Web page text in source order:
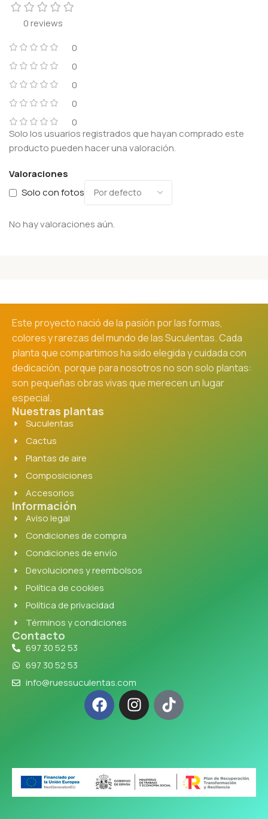
0 reviews
0
0
0
0
0
Valoraciones
Solo con fotos
No hay valoraciones aún.
Solo los usuarios registrados que hayan comprado este
producto pueden hacer una valoración.
Este proyecto nació de la pasión por las formas,
colores y rarezas del mundo de las Suculentas. Cada
planta que compartimos ha sido elegida y cuidada con
dedicación, porque para nosotros no son solo plantas:
son pequeñas obras vivas que merecen un lugar
especial.
Nuestras plantas
Suculentas
Cactus
Plantas de aire
Composiciones
Accesorios
Información
Aviso legal
Condiciones de compra
Condiciones de envío
Devoluciones y reembolsos
Política de cookies
Política de privacidad
Términos y condiciones
Contacto
697 30 52 53
697 30 52 53
info@ruessuculentas.com